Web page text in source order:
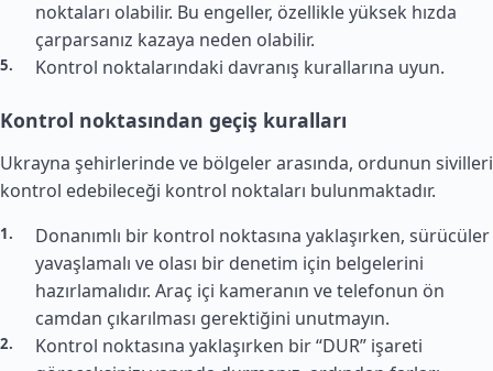
noktaları olabilir. Bu engeller, özellikle yüksek hızda
çarparsanız kazaya neden olabilir.
Kontrol noktalarındaki davranış kurallarına uyun.
Kontrol noktasından geçiş kuralları
Ukrayna şehirlerinde ve bölgeler arasında, ordunun sivilleri
kontrol edebileceği kontrol noktaları bulunmaktadır.
Donanımlı bir kontrol noktasına yaklaşırken, sürücüler
yavaşlamalı ve olası bir denetim için belgelerini
hazırlamalıdır. Araç içi kameranın ve telefonun ön
camdan çıkarılması gerektiğini unutmayın.
Kontrol noktasına yaklaşırken bir “DUR” işareti